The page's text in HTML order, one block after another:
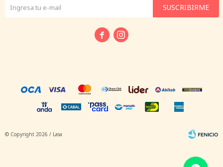
SUSCRIBIRME
 
© Copyright 2026 / Lasa